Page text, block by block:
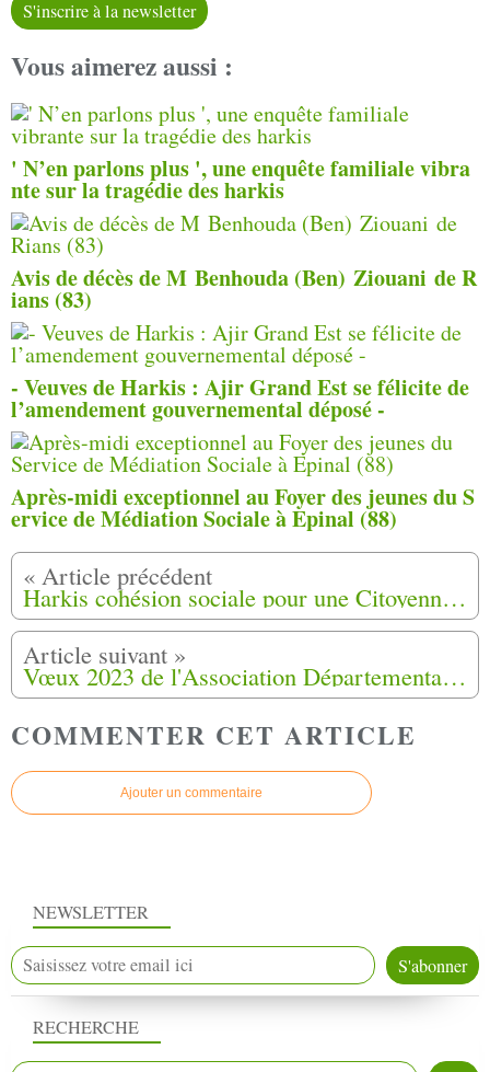
S'inscrire à la newsletter
Vous aimerez aussi :
' N’en parlons plus ', une enquête familiale vibra
nte sur la tragédie des harkis
Avis de décès de M Benhouda (Ben) Ziouani de R
ians (83)
- Veuves de Harkis : Ajir Grand Est se félicite de
l’amendement gouvernemental déposé -
Après-midi exceptionnel au Foyer des jeunes du S
ervice de Médiation Sociale à Epinal (88)
Harkis cohésion sociale pour une Citoyenneté française à Montpellier (34)
Vœux 2023 de l'Association Départementale Harkis Dordogne Veuves et Orphelins, Périgueux (24)
COMMENTER CET ARTICLE
Ajouter un commentaire
NEWSLETTER
RECHERCHE